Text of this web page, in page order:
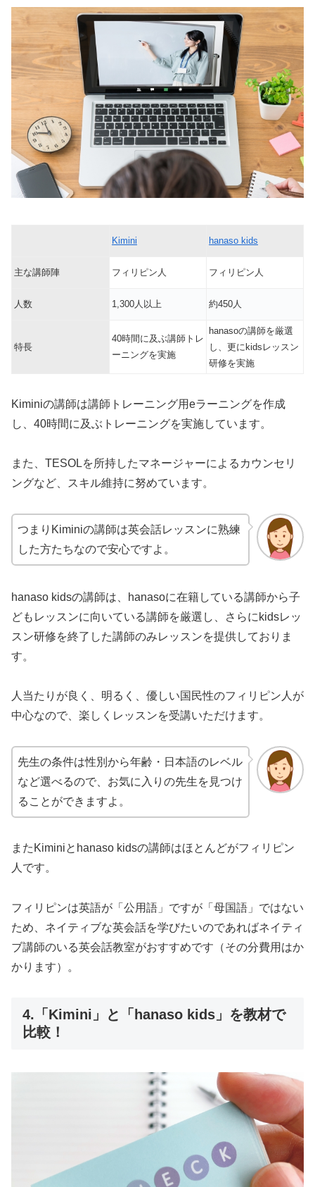
Kimini hanaso kids
主な講師陣 フィリピン人 フィリピン人
人数 1,300人以上 約450人
特長
40時間に及ぶ講師トレ
ーニングを実施
hanasoの講師を厳選
し、更にkidsレッスン
研修を実施
Kiminiの講師は講師トレーニング用eラーニングを作成
し、40時間に及ぶトレーニングを実施しています。
また、TESOLを所持したマネージャーによるカウンセリ
ングなど、スキル維持に努めています。
つまりKiminiの講師は英会話レッスンに熟練
した方たちなので安心ですよ。
hanaso kidsの講師は、hanasoに在籍している講師から子
どもレッスンに向いている講師を厳選し、さらにkidsレッ
スン研修を終了した講師のみレッスンを提供しておりま
す。
人当たりが良く、明るく、優しい国民性のフィリピン人が
中心なので、楽しくレッスンを受講いただけます。
先生の条件は性別から年齢・日本語のレベル
など選べるので、お気に入りの先生を見つけ
ることができますよ。
またKiminiとhanaso kidsの講師はほとんどがフィリピン
人です。
フィリピンは英語が「公用語」ですが「母国語」ではない
ため、ネイティブな英会話を学びたいのであればネイティ
ブ講師のいる英会話教室がおすすめです（その分費用はか
かります）。
4.「Kimini」と「hanaso kids」を教材で
比較！